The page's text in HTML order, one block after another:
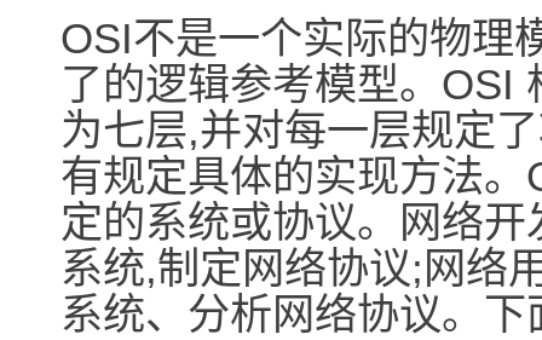
OSI不是一个实际的物理
了的逻辑参考模型。OSI
为七层,并对每一层规定
有规定具体的实现方法
定的系统或协议。网络
系统,制定网络协议;网络
系统、分析网络协议。